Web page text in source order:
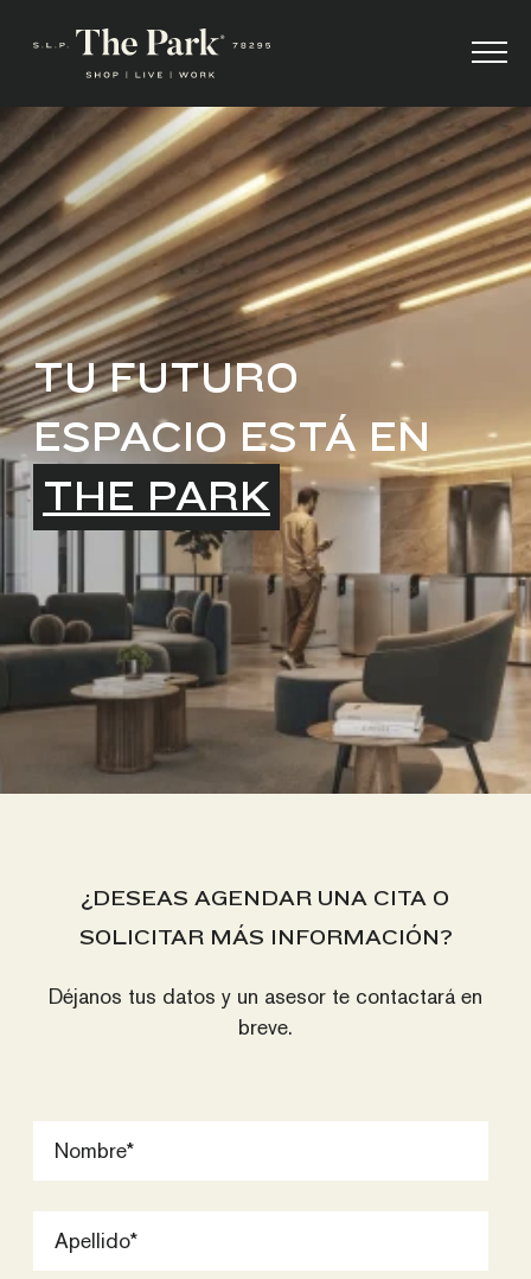
TU FUTURO
ESPACIO ESTÁ EN
THE PARK
¿DESEAS AGENDAR UNA CITA O
SOLICITAR MÁS INFORMACIÓN?
Déjanos tus datos y un asesor te contactará en
breve.